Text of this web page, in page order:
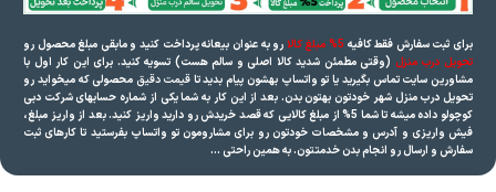
برای ثبت سفارش فقط کافیه 5% مبلغ کالا
رو به عنوان بیعانه پرداخت کنید و مابقی مبلغ محصول رو
تحویل درب منزل (وقتی مطمئن شدید کالا اصلی و سالم هست) تسویه کنید. برای این کار اول با
مشاورین سایت تماس بگیرید یا تو واتساپ بهشون پیام بدید تاقیمت دقیق محصولی که میخواید رو
تحویل درب منزل شهر خودتون بهتون بدن. بعد از این کار به شما یکی از شماره حسابهای شرکت دبی
کوچولو داده میشه تا شما 5% از مبلغ کالایی که قصد خریدش رو دارید واریز کنید. بعد از واریز مبلغ،
فیش واریزی و آدرس و مشخصات خودتون رو برای مشارومون تو واتساپ بفرستید تا کارهای ثبت
سفارش و ارسال رو انجام بدن خدمتتون. به همین راحتی …